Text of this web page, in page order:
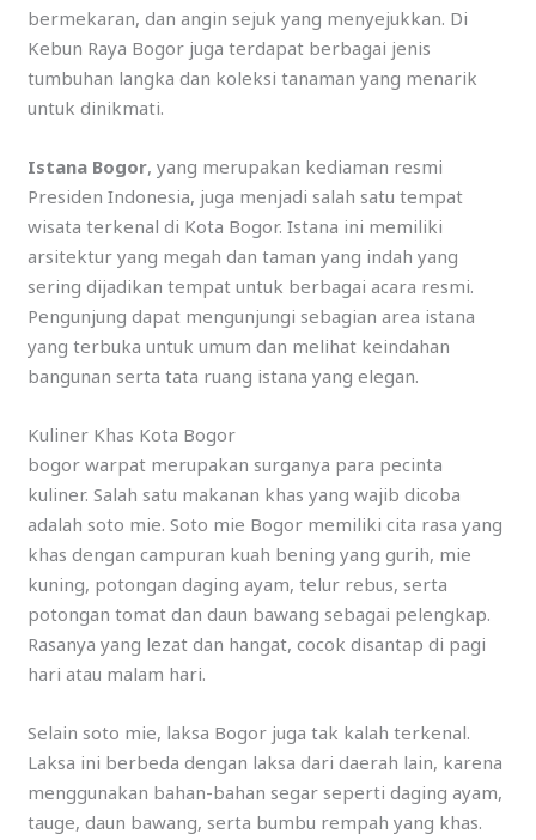
bermekaran, dan angin sejuk yang menyejukkan. Di
Kebun Raya Bogor juga terdapat berbagai jenis
tumbuhan langka dan koleksi tanaman yang menarik
untuk dinikmati.
Istana Bogor, yang merupakan kediaman resmi
Presiden Indonesia, juga menjadi salah satu tempat
wisata terkenal di Kota Bogor. Istana ini memiliki
arsitektur yang megah dan taman yang indah yang
sering dijadikan tempat untuk berbagai acara resmi.
Pengunjung dapat mengunjungi sebagian area istana
yang terbuka untuk umum dan melihat keindahan
bangunan serta tata ruang istana yang elegan.
Kuliner Khas Kota Bogor
bogor warpat merupakan surganya para pecinta
kuliner. Salah satu makanan khas yang wajib dicoba
adalah soto mie. Soto mie Bogor memiliki cita rasa yang
khas dengan campuran kuah bening yang gurih, mie
kuning, potongan daging ayam, telur rebus, serta
potongan tomat dan daun bawang sebagai pelengkap.
Rasanya yang lezat dan hangat, cocok disantap di pagi
hari atau malam hari.
Selain soto mie, laksa Bogor juga tak kalah terkenal.
Laksa ini berbeda dengan laksa dari daerah lain, karena
menggunakan bahan-bahan segar seperti daging ayam,
tauge, daun bawang, serta bumbu rempah yang khas.